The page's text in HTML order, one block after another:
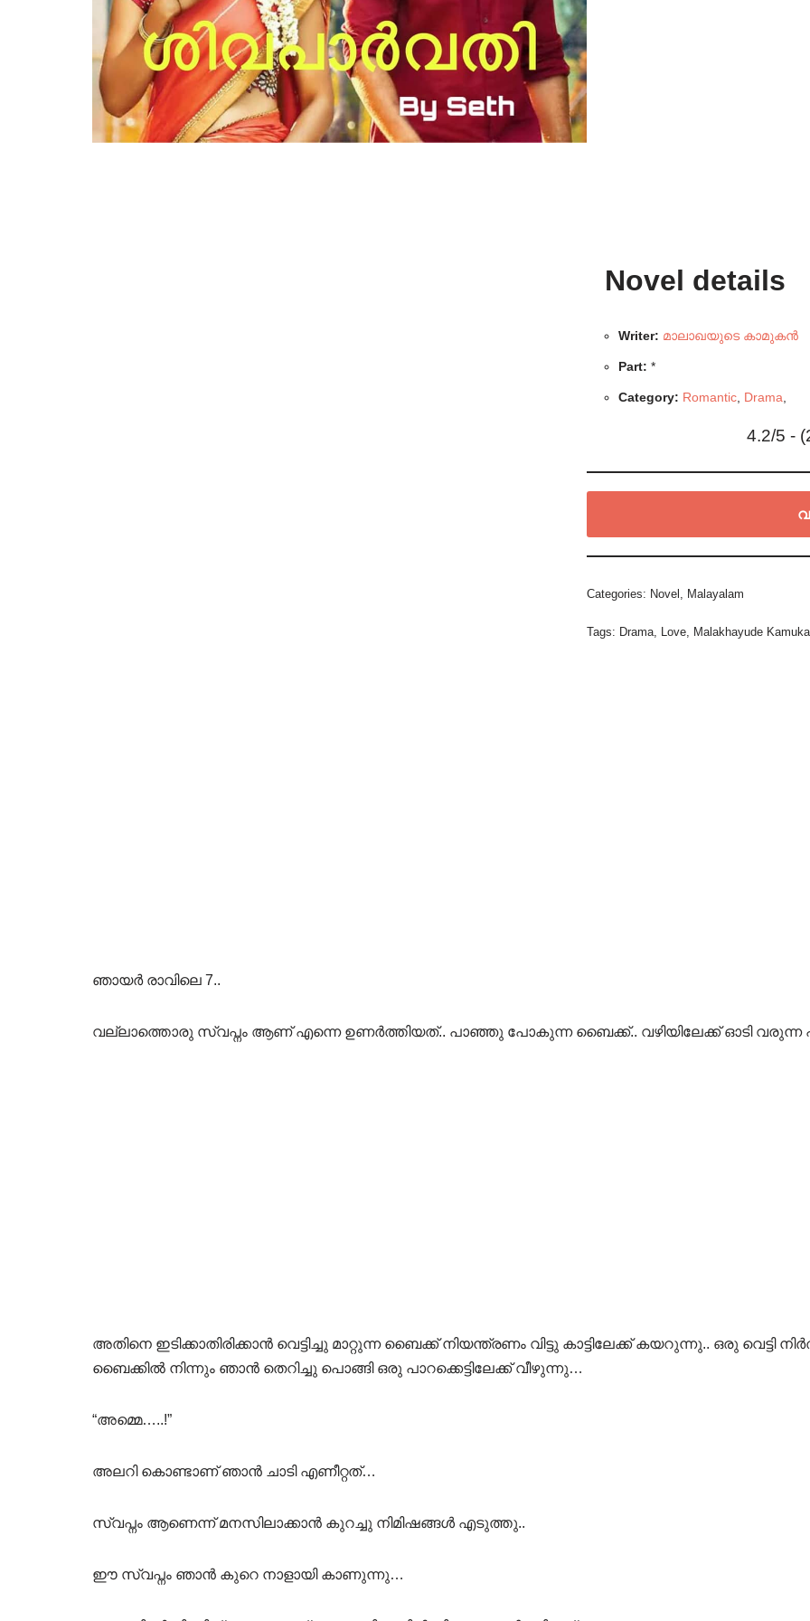
Novel details
Writer: മാലാഖയുടെ കാമുകൻ
Part: *
Category: Romantic, Drama,
4.2/5 -
Categories: Novel , Malayalam
Tags: Drama, Love, Malakhayude
ഞായർ രാവിലെ 7..
വല്ലാത്തൊരു സ്വപ്നം ആണ് എന്നെ ഉണർത്തിയത്.. പാഞ്ഞു പോകുന്ന ബൈക്ക്.. വഴിയിലേക്ക് ഓടി വരുന്ന
അതിനെ ഇടിക്കാതിരിക്കാൻ വെട്ടിച്ചു മാറ്റുന്ന ബൈക്ക് നിയന്ത്രണം വിട്ടു കാട്ടിലേക്ക് കയറുന്നു.. ഒരു വെട്ടി
ബൈക്കിൽ നിന്നും ഞാൻ തെറിച്ചു പൊങ്ങി ഒരു പാറക്കെട്ടിലേക്ക് വീഴുന്നു…
“അമ്മെ…..!”
അലറി കൊണ്ടാണ് ഞാൻ ചാടി എണീറ്റത്…
സ്വപ്നം ആണെന്ന് മനസിലാക്കാൻ കുറച്ചു നിമിഷങ്ങൾ എടുത്തു..
ഈ സ്വപ്നം ഞാൻ കുറെ നാളായി കാണുന്നു…